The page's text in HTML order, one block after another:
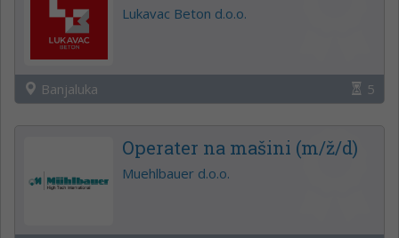
Lukavac Beton d.o.o.
Banjaluka 5
Operater na mašini (m/ž/d)
Muehlbauer d.o.o.